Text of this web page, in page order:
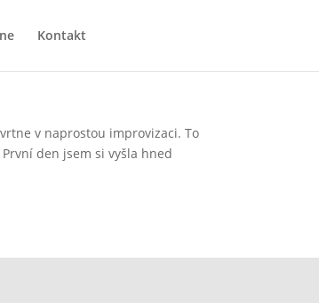
Kontakt
v naprostou improvizaci. To
den jsem si vyšla hned